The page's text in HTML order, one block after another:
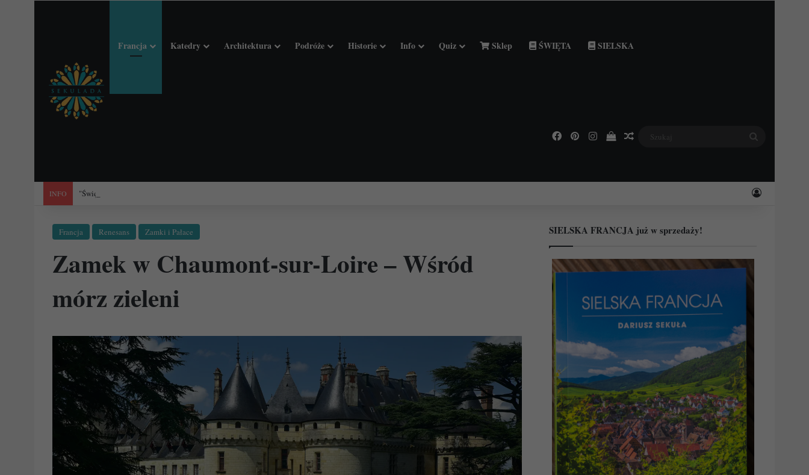
Francja Katedry Architektura Podróże Historie Info Quiz Sklep ŚWIĘTA SIELSKA
Facebook
PinterestInstagramPodejrzyj swój koszyk
Losowy wpis
INFO "Święta Francja". Przewodnik po 101 średniowiecznych kościołach Francji. Zaloguj
Francja Renesans Zamki i Pałace
Zamek w Chaumont-sur-Loire – Wśród
mórz zieleni
SIELSKA FRANCJA już w sprzedaży!